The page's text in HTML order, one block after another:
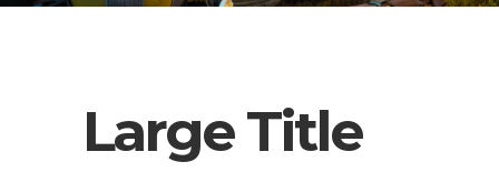
Large Title